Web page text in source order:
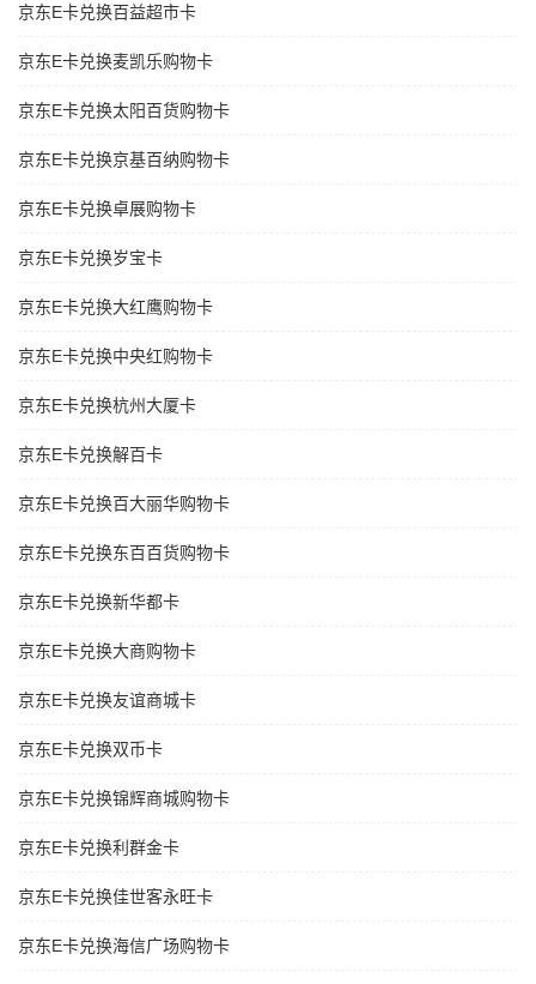
京东E卡兑换百益超市卡
京东E卡兑换麦凯乐购物卡
京东E卡兑换太阳百货购物卡
京东E卡兑换京基百纳购物卡
京东E卡兑换卓展购物卡
京东E卡兑换岁宝卡
京东E卡兑换大红鹰购物卡
京东E卡兑换中央红购物卡
京东E卡兑换杭州大厦卡
京东E卡兑换解百卡
京东E卡兑换百大丽华购物卡
京东E卡兑换东百百货购物卡
京东E卡兑换新华都卡
京东E卡兑换大商购物卡
京东E卡兑换友谊商城卡
京东E卡兑换双币卡
京东E卡兑换锦辉商城购物卡
京东E卡兑换利群金卡
京东E卡兑换佳世客永旺卡
京东E卡兑换海信广场购物卡